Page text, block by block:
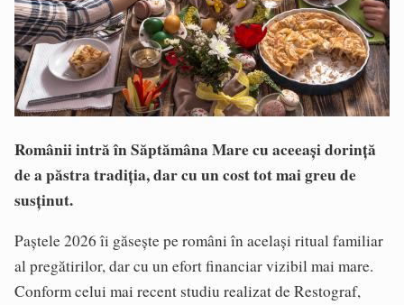
Românii intră în Săptămâna Mare cu aceeași dorință
de a păstra tradiția, dar cu un cost tot mai greu de
susținut.
Paștele 2026 îi găsește pe români în același ritual familiar
al pregătirilor, dar cu un efort financiar vizibil mai mare.
Conform celui mai recent studiu realizat de Restograf,